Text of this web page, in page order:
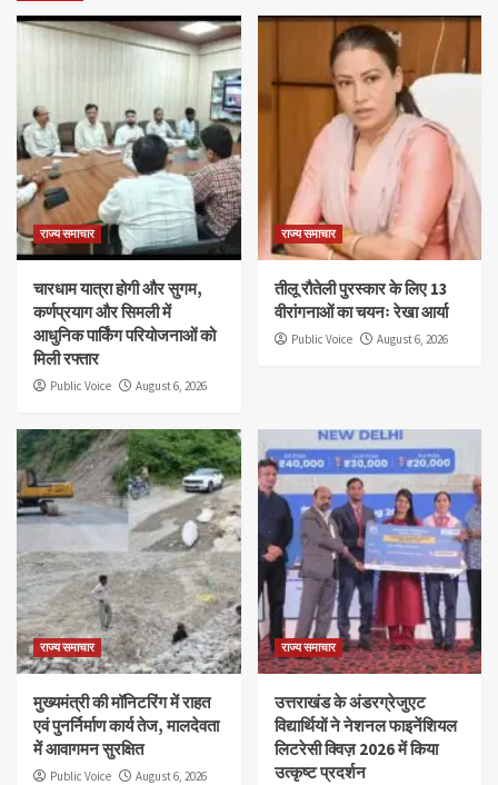
राज्य समाचार
चारधाम यात्रा होगी और सुगम,
कर्णप्रयाग और सिमली में
आधुनिक पार्किंग परियोजनाओं को
मिली रफ्तार
Public Voice August 6, 2026
राज्य समाचार
तीलू रौतेली पुरस्कार के लिए 13
वीरांगनाओं का चयनः रेखा आर्या
Public Voice August 6, 2026
राज्य समाचार
मुख्यमंत्री की मॉनिटरिंग में राहत
एवं पुनर्निर्माण कार्य तेज, मालदेवता
में आवागमन सुरक्षित
Public Voice August 6, 2026
राज्य समाचार
उत्तराखंड के अंडरग्रेजुएट
विद्यार्थियों ने नेशनल फाइनेंशियल
लिटरेसी क्विज़ 2026 में किया
उत्कृष्ट प्रदर्शन